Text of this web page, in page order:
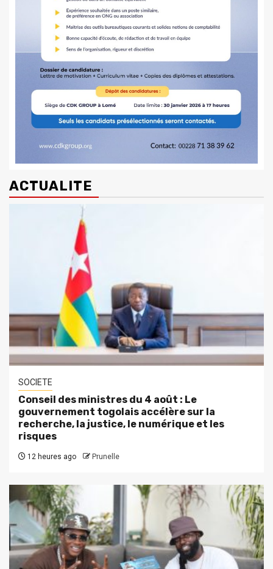
ACTUALITE
SOCIETE
Conseil des ministres du 4 août : Le
gouvernement togolais accélère sur la
recherche, la justice, le numérique et les
risques
12 heures ago Prunelle